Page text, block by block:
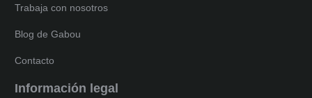
Trabaja con nosotros
Blog de Gabou
Contacto
Información legal